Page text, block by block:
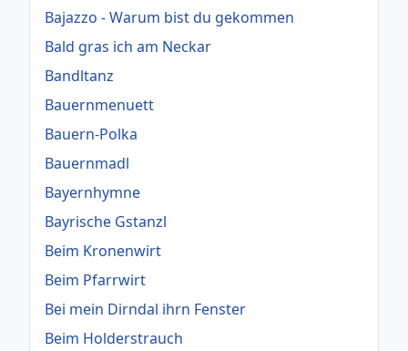
Bajazzo - Warum bist du gekommen
Bald gras ich am Neckar
Bandltanz
Bauernmenuett
Bauern-Polka
Bauernmadl
Bayernhymne
Bayrische Gstanzl
Beim Kronenwirt
Beim Pfarrwirt
Bei mein Dirndal ihrn Fenster
Beim Holderstrauch